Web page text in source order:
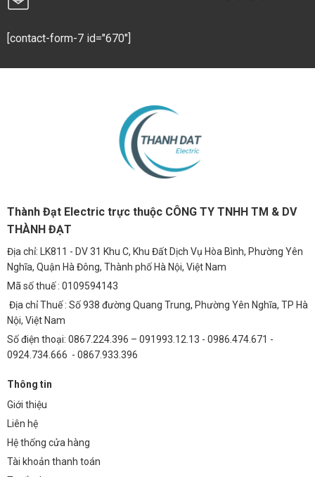
[contact-form-7 id="670"]
Thành Đạt Electric trực thuộc CÔNG TY TNHH TM & DV
THÀNH ĐẠT
Địa chỉ: LK811 - DV 31 Khu C, Khu Đất Dịch Vụ Hòa Bình, Phường Yên
Nghĩa, Quận Hà Đông, Thành phố Hà Nội, Việt Nam
Mã số thuế : 0109594143
Địa chỉ Thuế : Số 938 đường Quang Trung, Phường Yên Nghĩa, TP Hà
Nội, Việt Nam
Số điện thoại: 0867.224.396 – 091993.12.13 - 0986.474.671 -
0924.734.666 - 0867.933.396
Thông tin
Giới thiệu
Liên hệ
Hệ thống cửa hàng
Tài khoản thanh toán